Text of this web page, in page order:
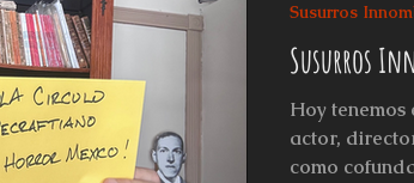
Susurros
Hoy tenemos
actor,
como
Susurros